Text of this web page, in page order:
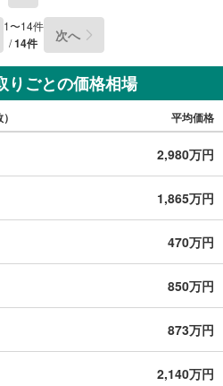
1〜14件
/14件 次へ
りごとの価格相場
平均価格
2,980万円
1,865万円
470万円
850万円
873万円
2,140万円